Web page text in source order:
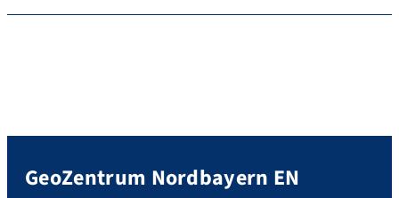
GeoZentrum Nordbayern EN